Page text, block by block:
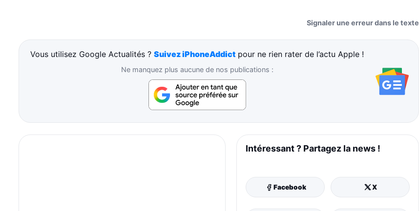
Signaler une erreur dans le texte
Vous utilisez Google Actualités ?Suivez iPhoneAddict pour ne rien rater de l’actu Apple !
Ne manquez plus aucune de nos publications :
Intéressant ? Partagez la news !
Facebook X